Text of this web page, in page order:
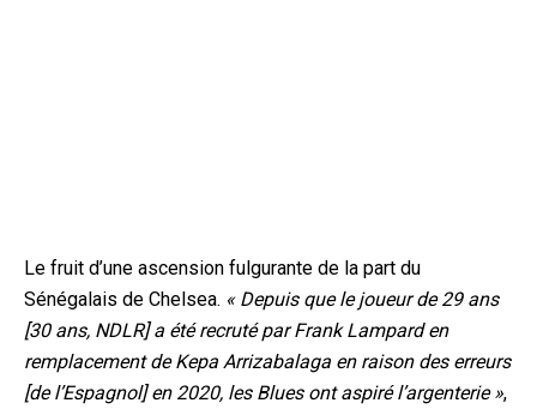
Le fruit d’une ascension fulgurante de la part du
Sénégalais de Chelsea. « Depuis que le joueur de 29 ans
[30 ans, NDLR] a été recruté par Frank Lampard en
remplacement de Kepa Arrizabalaga en raison des erreurs
[de l’Espagnol] en 2020, les Blues ont aspiré l’argenterie »,